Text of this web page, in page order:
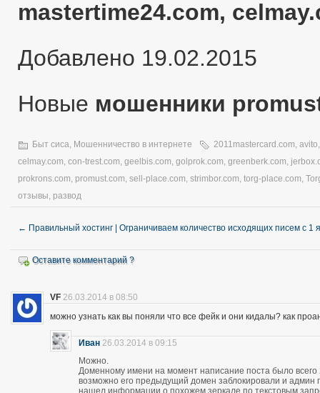
mastertime24.com,
Добавлено 19.02.2015
Новые мошенники
Быт сиса, Мошенничество в интернете 2011mastercard.com, avito
celmay.com, con-trest.com, geelbis.com, golprok.com, greenberk.com,
prokrons.com, promust.com, sell-place.com, strimbor.com, torg-place.com,
отзывы, развод
← Правильный хостинг | Ограничиваем количество исходящих писем с 1
Оставите комментарий ?
VF 26.03.2014 в 08:50
можно узнать как вы поняли что все фейк и они кидалы? как
Иван 26.03.2014 в 09:15
Можно.
Доменному имени на момент написание поста было
возможно его предыдущий домен заблокировали и админ
нашел информации о похожем зеркале по текстовым